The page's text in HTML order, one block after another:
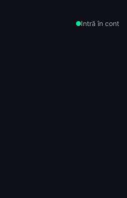
Intră în cont